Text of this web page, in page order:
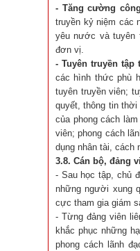
- Tăng cường
truyền kỷ niệm các
yêu nước và tuyên
đơn vị.
-Tuyên truyền
các hình thức phù
tuyên truyền viên;
quyết, thông tin
của phong cách
viên; phong cách
dụng nhân tài, cách
3.8. Cán bộ, đảng
- Sau học tập, chủ
những người xung
cực tham gia giám
- Từng đảng viên
khắc phục những
phong cách lãnh